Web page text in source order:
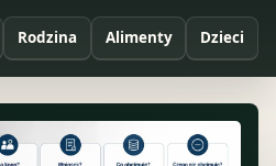
Rodzina Alimenty Dzieci